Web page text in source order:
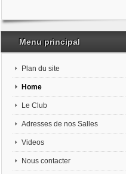
Menu principal
Plan du site
Home
Le Club
Adresses de nos Salles
Videos
Nous contacter